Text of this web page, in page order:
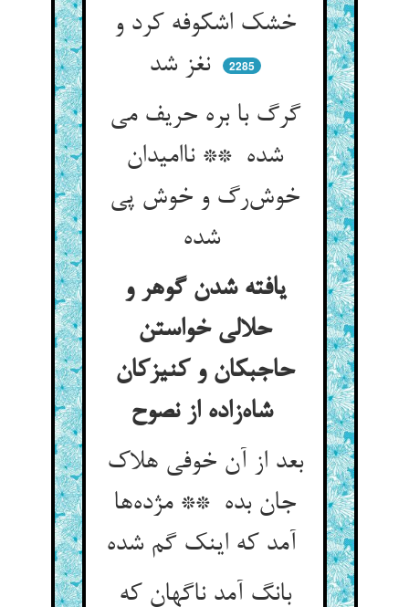
خشک اشکوفه کرد و
نغز شد
2285
گرگ با بره حریف می
شده ** ناامیدان
خوش‌رگ و خوش پی
شده
یافته شدن گوهر و
حلالی خواستن
حاجبکان و کنیزکان
شاه‌زاده از نصوح
بعد از آن خوفی هلاک
جان بده ** مژده‌ها
بانگ آمد ناگهان که